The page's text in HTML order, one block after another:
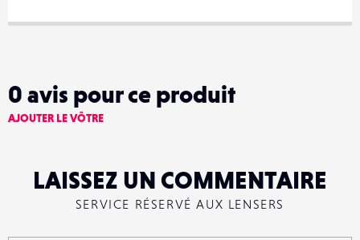
0 avis pour ce produit
AJOUTER LE VÔTRE
LAISSEZ UN COMMENTAIRE
SERVICE RÉSERVÉ AUX LENSERS